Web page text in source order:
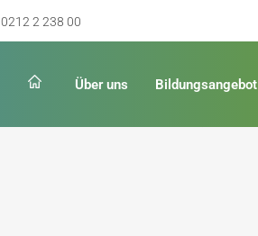
0212 2 238 00
Über uns Bildungsangebot